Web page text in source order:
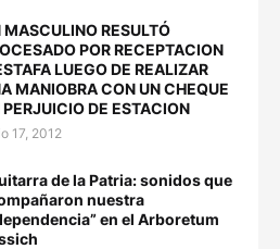
MASCULINO RESULTÓ
POR RECEPTACION
LUEGO DE REALIZAR
MANIOBRA CON UN CHEQUE
PERJUICIO DE ESTACION
17, 2012
de la Patria: sonidos que
nuestra
en el Arboretum